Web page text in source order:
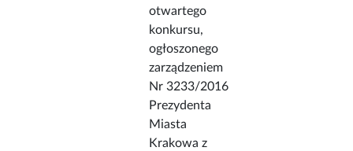
otwartego
konkursu,
ogłoszonego
zarządzeniem
Nr 3233/2016
Prezydenta
Miasta
Krakowa z